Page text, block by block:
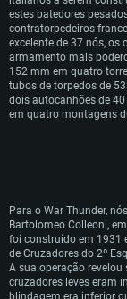
estes batedores
contratorpedeiros
excelente de 37 nós,
armamento mais
152 mm em quatro
tubos de torpedos de
dois autocanhões de
em quatro montagens
Para o War Thunder,
Bartolomeo Colleoni,
foi construído em 1931
de Cruzadores do 2º
A sua operação
cruzadores leves eram
blindagem era inferior